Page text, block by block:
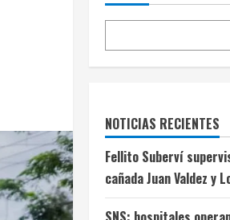
NOTICIAS RECIENTES
Fellito Suberví
cañada Juan Valdez y